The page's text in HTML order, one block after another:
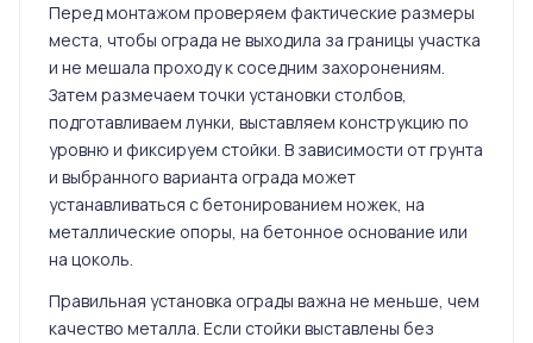
Перед монтажом проверяем фактические размеры
места, чтобы ограда не выходила за границы участка
и не мешала проходу к соседним захоронениям.
Затем размечаем точки установки столбов,
подготавливаем лунки, выставляем конструкцию по
уровню и фиксируем стойки. В зависимости от грунта
и выбранного варианта ограда может
устанавливаться с бетонированием ножек, на
металлические опоры, на бетонное основание или
на цоколь.
Правильная установка ограды важна не меньше, чем
качество металла. Если стойки выставлены без